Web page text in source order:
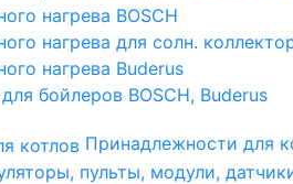
нагрева BOSCH
нагрева для солн.
нагрева Buderus
бойлеров BOSCH, Buderus
Принадлежности для
пульты, модули,